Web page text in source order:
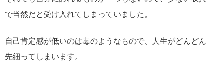
で当然だと受け入れてしまっていました。
自己肯定感が低いのは毒のようなもので、人生がどんどん
先細ってしまいます。